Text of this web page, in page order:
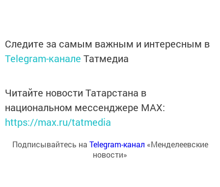
Следите за самым важным и интересным в
Telegram-канале Татмедиа
Читайте новости Татарстана в
национальном мессенджере MАХ:
https://max.ru/tatmedia
Подписывайтесь на Telegram-канал «Менделеевские
новости»